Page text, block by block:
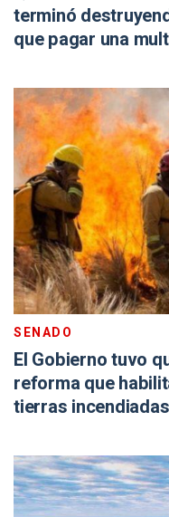
terminó
que pagar una
SENADO
El Gobierno tuvo
reforma que
tierras incendiadas